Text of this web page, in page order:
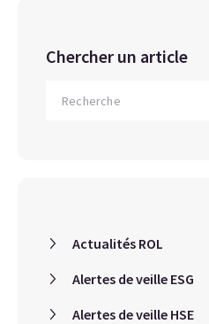
Chercher un article
Actualités ROL
Alertes de veille ESG
Alertes de veille HSE